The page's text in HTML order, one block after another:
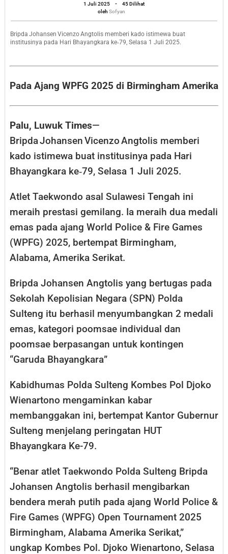
79,
Atlet
Taekwondo
Sulteng
2
Emas
1 Juli 2025
oleh
Sofyan
-
45 Dilihat
oleh Sofyan
Bripda Johansen Vicenzo Angtolis memberi kado istimewa buat
institusinya pada Hari Bhayangkara ke‑79, Selasa 1 Juli 2025.
Pada Ajang WPFG 2025 di Birmingham Amerika
Palu, Luwuk Times—
Bripda Johansen Vicenzo Angtolis memberi
kado istimewa buat institusinya pada Hari
Bhayangkara ke‑79, Selasa 1 Juli 2025.
Atlet Taekwondo asal Sulawesi Tengah ini
meraih prestasi gemilang. Ia meraih dua medali
emas pada ajang World Police & Fire Games
(WPFG) 2025, bertempat Birmingham,
Alabama, Amerika Serikat.
Bripda Johansen Angtolis yang bertugas pada
Sekolah Kepolisian Negara (SPN) Polda
Sulteng itu berhasil menyumbangkan 2 medali
emas, kategori poomsae individual dan
poomsae berpasangan untuk kontingen
“Garuda Bhayangkara”
Kabidhumas Polda Sulteng Kombes Pol Djoko
Wienartono mengaminkan kabar
membanggakan ini, bertempat Kantor Gubernur
Sulteng menjelang peringatan HUT
Bhayangkara Ke-79.
“Benar atlet Taekwondo Polda Sulteng Bripda
Johansen Angtolis berhasil mengibarkan
bendera merah putih pada ajang World Police &
Fire Games (WPFG) Open Tournament 2025
Birmingham, Alabama Amerika Serikat,”
ungkap Kombes Pol. Djoko Wienartono, Selasa